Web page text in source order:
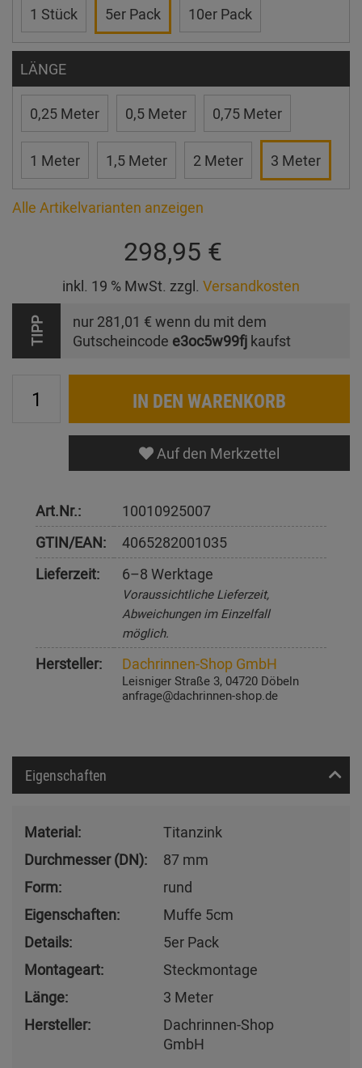
1 Stück 5er Pack 10er Pack
LÄNGE
0,25 Meter 0,5 Meter 0,75 Meter
1 Meter 1,5 Meter 2 Meter 3 Meter
Alle Artikelvarianten anzeigen
298,95 €
inkl. 19 % MwSt. zzgl. Versandkosten
TIPP nur 281,01 € wenn du mit dem
Gutscheincode e3oc5w99fj kaufst
IN DEN WARENKORB
Auf den Merkzettel
Art.Nr.:
10010925007
GTIN/EAN:
4065282001035
Lieferzeit:
6–8 Werktage
Voraussichtliche Lieferzeit,
Abweichungen im Einzelfall
möglich.
Hersteller: Dachrinnen-Shop GmbH
Leisniger Straße 3, 04720 Döbeln
anfrage@dachrinnen-shop.de
Eigenschaften
Material:
Titanzink
Durchmesser (DN):
87 mm
Form:
rund
Eigenschaften:
Muffe 5cm
Details:
5er Pack
Montageart:
Steckmontage
Länge:
3 Meter
Hersteller:
Dachrinnen-Shop
GmbH